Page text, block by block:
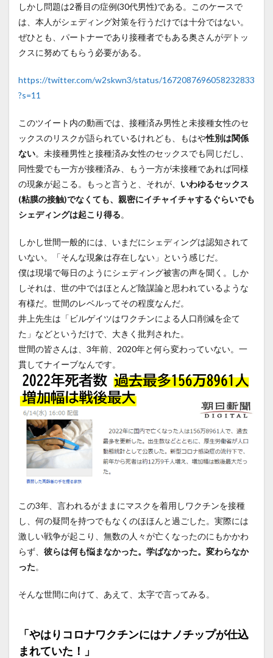
しかし問題は2番目の症例(30代男性)である。このケースで
は、本人がシェディング対策を行うだけでは十分ではない。
ぜひとも、パートナーであり接種者でもある奥さんがデトッ
クスに努めてもらう必要がある。
https://twitter.com/w2skwn3/status/1672087696058232833
?s=11
このツイート内の動画では、接種済み男性と未接種女性のセ
ックスのリスクが語られているけれども、もはや性別は関係
ない。未接種男性と接種済み女性のセックスでも同じだし、
同性愛でも一方が接種済み、もう一方が未接種であれば同様
の現象が起こる。もっと言うと、それが、 いわゆるセックス
(粘膜の接触)でなくても、親密にイチャイチャするぐらいでも
シェディングは起こり得る。
しかし世間一般的には、いまだにシェディングは認知されて
いない。「そんな現象は存在しない」という感じだ。
僕は現場で毎日のようにシェディング被害の声を聞く。しか
しそれは、世の中ではほとんど陰謀論と思われているような
有様だ。世間のレベルってその程度なんだ。
井上先生は「ビルゲイツはワクチンによる人口削減を企て
た」などというだけで、大きく批判された。
世間の皆さんは、3年前、2020年と何ら変わっていない。一
貫してナイーブなんです。
この3年、言われるがままにマスクを着用しワクチンを接種
し、何の疑問を持つでもなくのほほんと過ごした。実際には
激しい戦争が起こり、無数の人々が亡くなったのにもかかわ
らず、 彼らは何も悩まなかった。学ばなかった。変わらなか
った。
そんな世間に向けて、あえて、太字で言ってみる。
「やはりコロナワクチンにはナノチップが仕込
まれていた！」